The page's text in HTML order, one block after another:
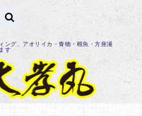
ング、アオリイカ・青物・根魚・方座浦
す